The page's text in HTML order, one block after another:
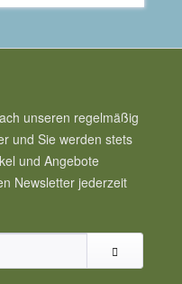
unseren regelmäßig
und Sie werden stets
und Angebote
Newsletter jederzeit